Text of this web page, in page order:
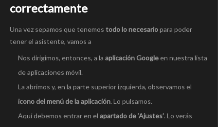
correctamente
Una vez sepamos que tenemos todo lo necesariopara poder
tener el asistente, vamos a
Nos dirigimos, entonces, a la aplicación Googleen nuestra lista
de aplicaciones móvil.
La abrimos y, en la parte superior izquierda, observamos el
icono del menú de la aplicación. Lo pulsamos.
Aquí debemos entrar en el apartado de ‘Ajustes’. Lo verás